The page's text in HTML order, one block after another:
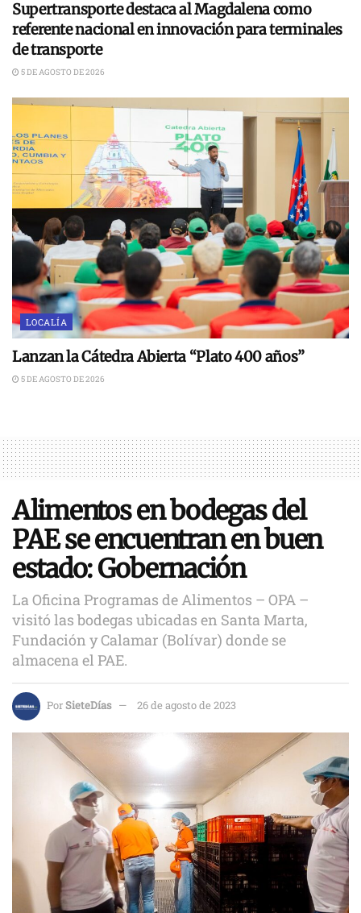
Supertransporte destaca al Magdalena como
referente nacional en innovación para terminales
de transporte
5 DE AGOSTO DE 2026
LOCALÍA
Lanzan la Cátedra Abierta “Plato 400 años”
5 DE AGOSTO DE 2026
Alimentos en bodegas del
PAE se encuentran en buen
estado: Gobernación
La Oficina Programas de Alimentos – OPA –
visitó las bodegas ubicadas en Santa Marta,
Fundación y Calamar (Bolívar) donde se
almacena el PAE.
PorSieteDías 26 de agosto de 2023